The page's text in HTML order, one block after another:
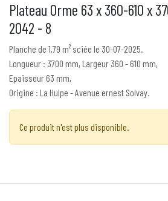
Plateau Orme 63 x 360-610 x
2042 - 8
Planche de 1,79 m² sciée le 30-07-2025.
Longueur : 3700 mm, Largeur 360 - 610 mm,
Epaisseur 63 mm,
Origine : La Hulpe - Avenue ernest Solvay.
Ce produit n'est plus disponible.